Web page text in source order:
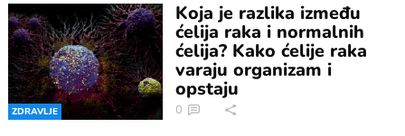
ZDRAVLJE
Koja je razlika između
ćelija raka i normalnih
ćelija? Kako ćelije raka
varaju organizam i
opstaju
0